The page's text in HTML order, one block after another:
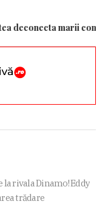
marii
la rivala Dinamo! Eddy
trădare